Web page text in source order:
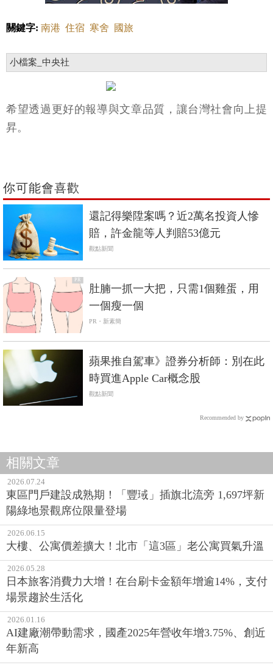
關鍵字: 南港 住宿 寒舍 國旅
小檔案_中央社
希望透過更好的報導與文章品質，讓台灣社會向上提
昇。
你可能會喜歡
還記得樂陞案嗎？近2萬名投資人慘
賠，許金龍等人判賠53億元
觀點新聞
PR
肚腩一抓一大把，只需1個雞蛋，用
一個瘦一個
PR・新素簡
蘋果推自駕車》證券分析師：別在此
時買進Apple Car概念股
觀點新聞
Recommended by
相關文章
2026.07.24
東區門戶建設成熟期！「豐琙」插旗北流旁 1,697坪新
陽綠地景觀席位限量登場
2026.06.15
大樓、公寓價差擴大！北市「這3區」老公寓買氣升溫
2026.05.28
日本旅客消費力大增！在台刷卡金額年增逾14%，支付
場景趨於生活化
2026.01.16
AI建廠潮帶動需求，國產2025年營收年增3.75%、創近
年新高